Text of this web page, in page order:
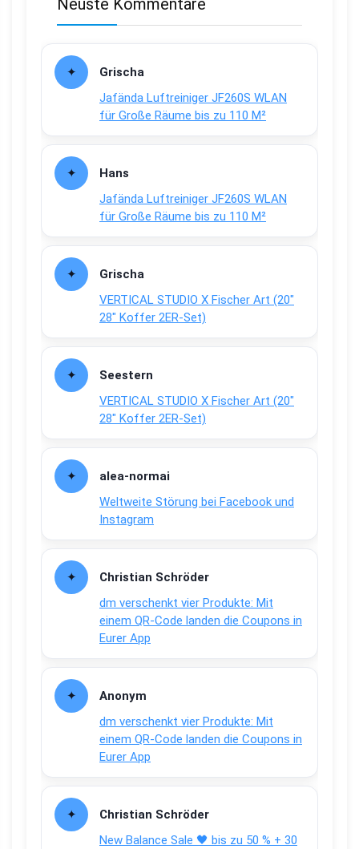
Grischa
Jafända Luftreiniger JF260S WLAN
für Große Räume bis zu 110 M²
Hans
Jafända Luftreiniger JF260S WLAN
für Große Räume bis zu 110 M²
Grischa
VERTICAL STUDIO X Fischer Art (20″
28″ Koffer 2ER-Set)
Seestern
VERTICAL STUDIO X Fischer Art (20″
28″ Koffer 2ER-Set)
alea-normai
Weltweite Störung bei Facebook und
Instagram
Christian Schröder
dm verschenkt vier Produkte: Mit
einem QR-Code landen die Coupons in
Eurer App
Anonym
dm verschenkt vier Produkte: Mit
einem QR-Code landen die Coupons in
Eurer App
Christian Schröder
New Balance Sale 🖤 bis zu 50 % + 30